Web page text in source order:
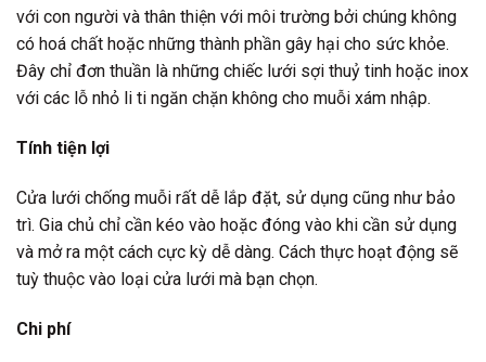
với con người và thân thiện với môi trường bởi chúng không
có hoá chất hoặc những thành phần gây hại cho sức khỏe.
Đây chỉ đơn thuần là những chiếc lưới sợi thuỷ tinh hoặc inox
với các lỗ nhỏ li ti ngăn chặn không cho muỗi xám nhập.
Tính tiện lợi
Cửa lưới chống muỗi rất dễ lắp đặt, sử dụng cũng như bảo
trì. Gia chủ chỉ cần kéo vào hoặc đóng vào khi cần sử dụng
và mở ra một cách cực kỳ dễ dàng. Cách thực hoạt động sẽ
tuỳ thuộc vào loại cửa lưới mà bạn chọn.
Chi phí